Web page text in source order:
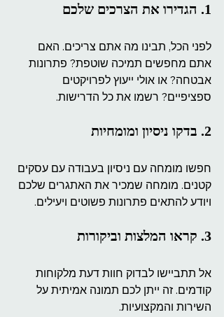
1. הגדירו את הצרכים שלכם
לפני הכל, תבינו מה אתם צריכים. האם
אתם מחפשים תמיכה שוטפת? פתרונות
אבטחה? או אולי ייעוץ לפרויקטים
ספציפיים? רשמו את כל הדרישות.
2. בדקו ניסיון ומומחיות
חפשו מומחה עם ניסיון בעבודה עם עסקים
קטנים. מומחה שמכיר את האתגרים שלכם
ויודע להתאים פתרונות פשוטים ויעילים.
3. קראו המלצות וביקורות
אל תתביישו לבדוק חוות דעת מלקוחות
קודמים. זה ייתן לכם תמונה אמיתית על
השירות והמקצועיות.